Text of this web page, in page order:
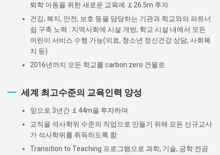
퇴학 아동을 위한 새로운 교육에 ￡26.5m 투자
건강, 복지, 안전, 보호 등을 담당하는 기관과 학교와의 파트너
쉽 구축 노력 : 지역사회에 시설 개방, 학교 시설 내에서 모든
어린이 서비스 수행 가능(의료, 청소년 정신건강 상담, 사회복
지 등)
2016년까지 모든 학교를 carbon zero 건물로
세계 최고수준의 교육인력 양성
앞으로 3년간 ￡44m을 투자하여
교직을 석사학위 수준의 직업으로 만들기 위해 모든 신규교사
가 석사학위를 취득하도록 함
Transition to Teaching 프로그램으로 과학, 기술, 공학 전공